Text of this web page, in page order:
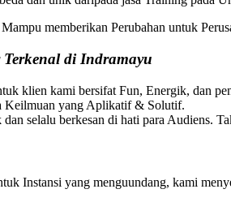
memberikan Perubahan untuk
di Indramayu
klien kami bersifat Fun, Energik, dan
Keilmuan yang Aplikatif & Solutif.
selalu berkesan di hati para Audiens.
Instansi yang menguundang, kami